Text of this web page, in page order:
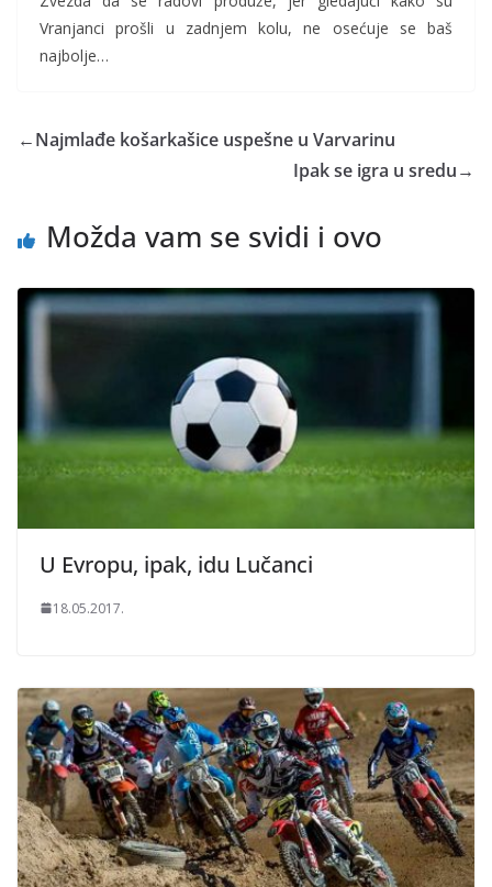
Vranjanci prošli u zadnjem kolu, ne osećuje se baš
najbolje…
←Najmlađe košarkašice uspešne u Varvarinu
Ipak se igra u sredu→
Možda vam se svidi i ovo
U Evropu, ipak, idu Lučanci
18.05.2017.